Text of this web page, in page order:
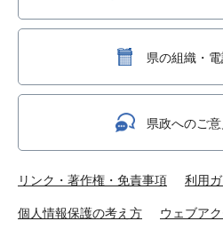
県の組織・
県政へのご
リンク・著作権・免責事項 利用
個人情報保護の考え方 ウェブア